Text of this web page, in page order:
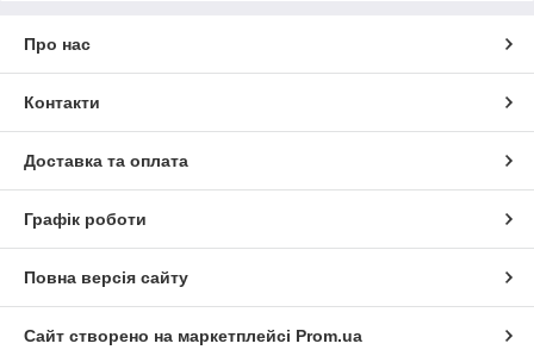
Про нас
Контакти
Доставка та оплата
Графік роботи
Повна версія сайту
Сайт створено на маркетплейсі Prom.ua